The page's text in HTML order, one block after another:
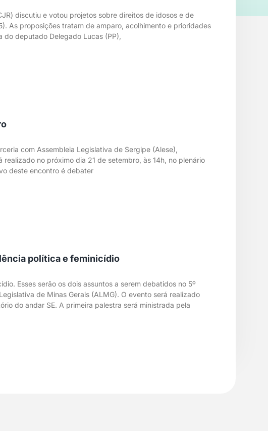
discutiu e votou projetos sobre direitos de idosos e de
As proposições tratam de amparo, acolhimento e prioridades
deputado Delegado Lucas (PP),
com Assembleia Legislativa de Sergipe (Alese),
no próximo dia 21 de setembro, às 14h, no plenário
deste encontro é debater
política e feminicídio
Esses serão os dois assuntos a serem debatidos no 5º
de Minas Gerais (ALMG). O evento será realizado
do andar SE. A primeira palestra será ministrada pela